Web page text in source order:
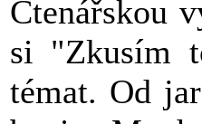
Čtenářskou
si "Zkusím
témat. Od